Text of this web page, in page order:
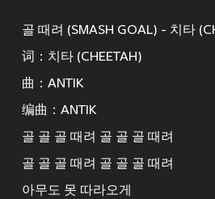
골 때려 (SMASH GOAL) - 치타
词：치타 (CHEETAH)
曲：ANTIK
编曲：ANTIK
골 골 골 때려 골 골 골 때려
골 골 골 때려 골 골 골 때려
아무도 못 따라오게